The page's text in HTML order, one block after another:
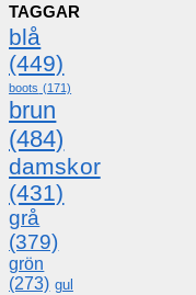
TAGGAR
blå
(449)
boots (171)
brun
(484)
damskor
(431)
grå
(379)
grön
(273) gul